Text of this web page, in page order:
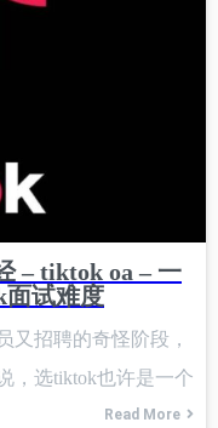
– tiktok oa – 一
试难度
又招聘的奇怪阶段，
，选tiktok也许是一个
再说了。我们一起来
Read More